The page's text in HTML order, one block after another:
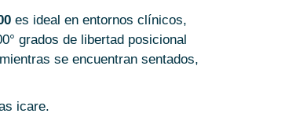
es ideal en entornos clínicos,
grados de libertad posicional
se encuentran sentados,
icare.